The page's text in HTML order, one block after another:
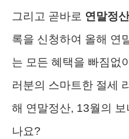
그리고 곧바로 연말정
록을 신청하여 올해 연
는 모든 혜택을 빠짐없
러분의 스마트한 절세
해 연말정산, 13월의
나요?